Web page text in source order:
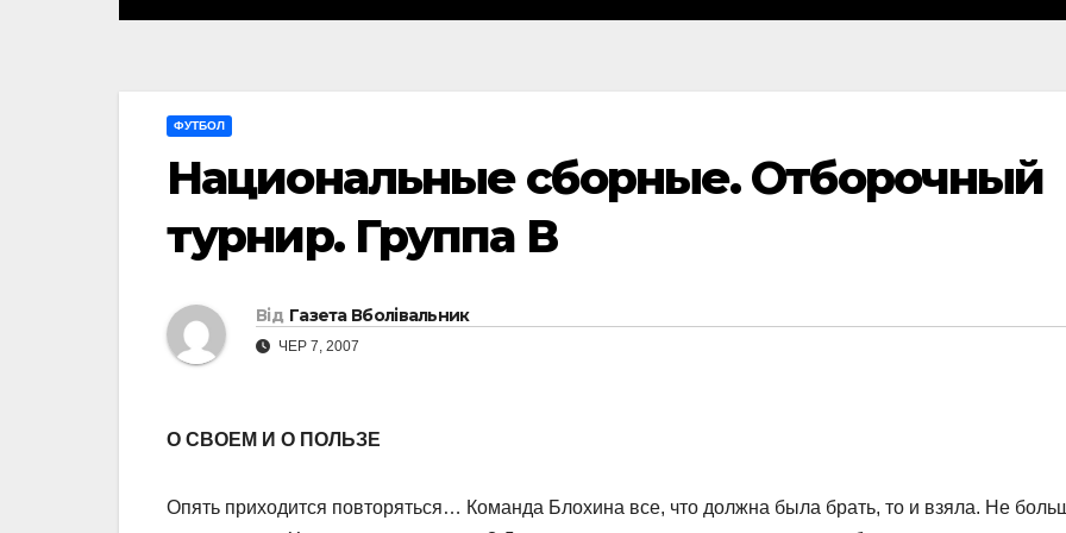
ФУТБОЛ
Национальные сборные. Отборочный
турнир. Группа В
Від Газета Вболівальник
ЧЕР 7, 2007
О СВОЕМ И О ПОЛЬЗЕ
Опять приходится повторяться… Команда Блохина все, что должна была брать, то и взяла. Не